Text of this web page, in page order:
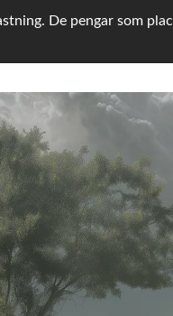
De pengar som